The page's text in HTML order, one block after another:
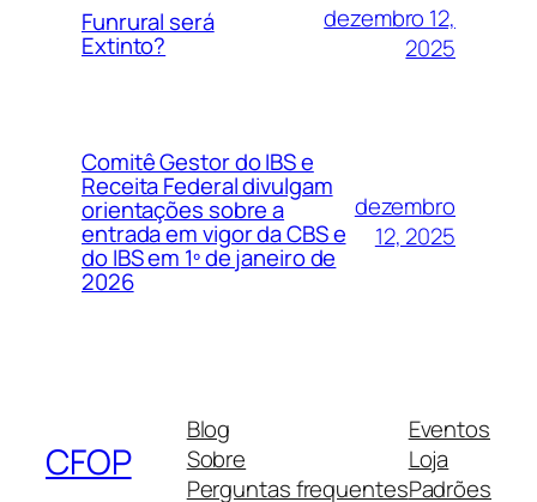
Funrural será
Extinto?
dezembro 12,
2025
Comitê Gestor do IBS e
Receita Federal divulgam
orientações sobre a
entrada em vigor da CBS e
do IBS em 1º de janeiro de
2026
dezembro
12, 2025
CFOP
Blog
Sobre
Perguntas frequentes
Eventos
Loja
Padrões